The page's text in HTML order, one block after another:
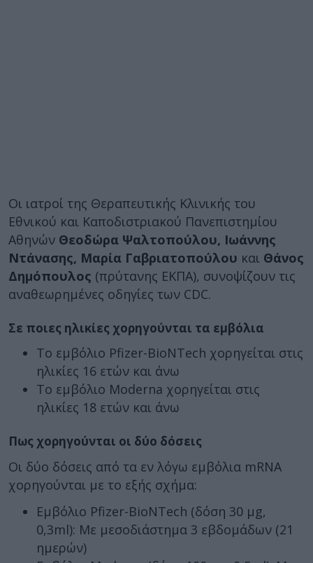
Οι ιατροί της Θεραπευτικής Κλινικής του
Εθνικού και Καποδιστριακού Πανεπιστημίου
Αθηνών Θεοδώρα Ψαλτοπούλου, Ιωάννης
Ντάνασης, Μαρία Γαβριατοπούλου και Θάνος
Δημόπουλος (πρύτανης ΕΚΠΑ), συνοψίζουν τις
αναθεωρημένες οδηγίες των CDC.
Σε ποιες ηλικίες χορηγούνται τα εμβόλια
Το εμβόλιο Pfizer-BioNTech χορηγείται στις
ηλικίες 16 ετών και άνω
Το εμβόλιο Moderna χορηγείται στις
ηλικίες 18 ετών και άνω
Πως χορηγούνται οι δύο δόσεις
Οι δύο δόσεις από τα εν λόγω εμβόλια mRNA
χορηγούνται με το εξής σχήμα:
Εμβόλιο Pfizer-BioNTech (δόση 30 μg,
0,3ml): Με μεσοδιάστημα 3 εβδομάδων (21
ημερών)